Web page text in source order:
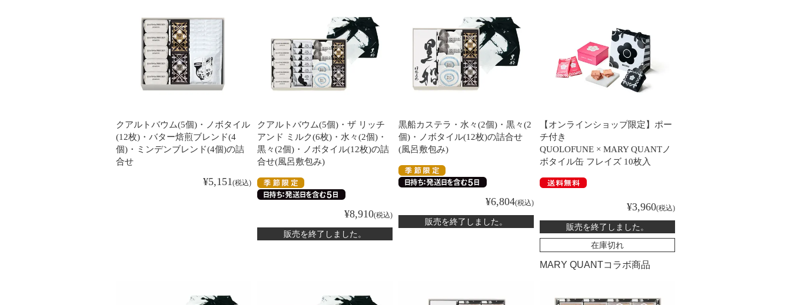
クアルトバウム(5個)・ノボタイル
(12枚)・バター焙煎ブレンド(4
個)・ミンデンブレンド(4個)の詰
合せ
¥5,151 税込
クアルトバウム(5個)・ザ リッチ
アンド ミルク(6枚)・水々(2個)・
黒々(2個)・ノボタイル(12枚)の詰
合せ(風呂敷包み)
¥8,910 税込
販売を終了しました。
黒船カステラ・水々(2個)・黒々(2
個)・ノボタイル(12枚)の詰合せ
(風呂敷包み)
¥6,804 税込
販売を終了しました。
【オンラインショップ限定】ポー
チ付き
QUOLOFUNE × MARY QUANTノ
ボタイル缶 フレイズ 10枚入
¥3,960 税込
販売を終了しました。
在庫切れ
MARY QUANTコラボ商品